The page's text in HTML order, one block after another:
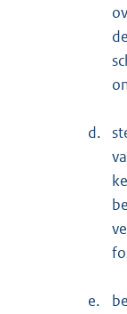
d.
e.